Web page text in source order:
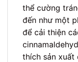
thể cường
đến như một
để cải thiện
thích sản xuất